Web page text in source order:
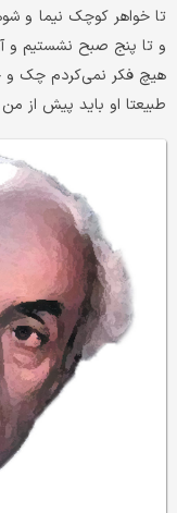
تا خواهر کوچک نیما و
و تا پنج صبح نشستیم و
هیچ فکر نمی‌کردم چک و
طبیعتا او باید پیش از